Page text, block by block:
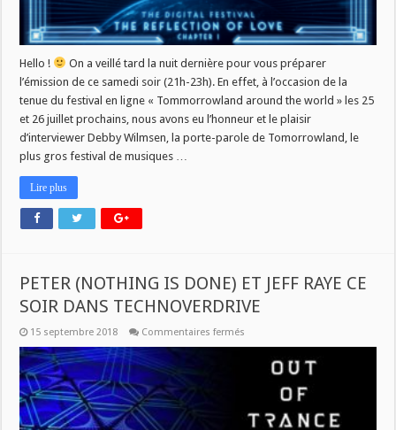
Hello !
On a veillé tard la nuit dernière pour vous préparer
l’émission de ce samedi soir (21h-23h). En effet, à l’occasion de la
tenue du festival en ligne « Tommorrowland around the world » les 25
et 26 juillet prochains, nous avons eu l’honneur et le plaisir
d’interviewer Debby Wilmsen, la porte-parole de Tomorrowland, le
plus gros festival de musiques …
Lire plus
PETER (NOTHING IS DONE) ET JEFF RAYE CE
SOIR DANS TECHNOVERDRIVE
15 septembre 2018 Commentaires fermés
DONE)
RAYE
CE